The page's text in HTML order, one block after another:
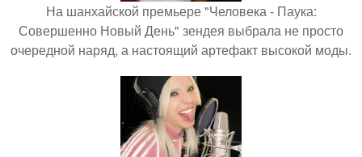
На шанхайской премьере "Человека - Паука:
Совершенно Новый День" зендея выбрала не просто
очередной наряд, а настоящий артефакт высокой моды.